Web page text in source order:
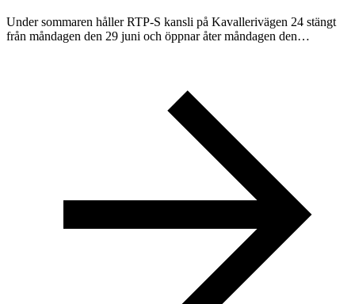
Under sommaren håller RTP-S kansli på Kavallerivägen 24 stängt
från måndagen den 29 juni och öppnar åter måndagen den…